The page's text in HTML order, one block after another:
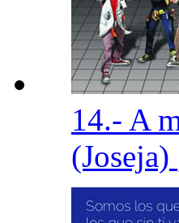
14.- A
(Joseja)